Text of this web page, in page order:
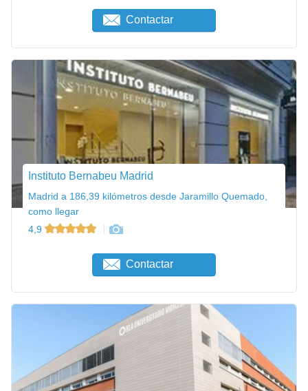
Contactar
Instituto Bernabeu Madrid
Madrid a 186,39 kilómetros desde Jaramillo Quemado,
como llegar
4,9
Contactar